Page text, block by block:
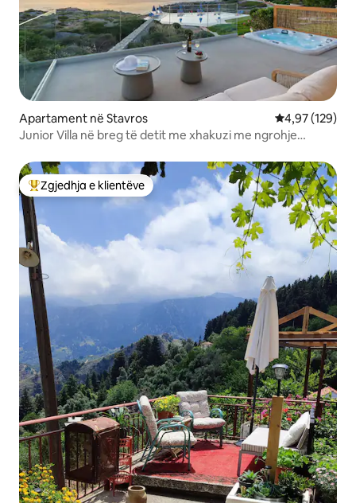
Apartament në Stavros Vlerësimi
4,97 (129)
Junior Villa në breg të detit me xhakuzi me ngrohje
Më të mirat e zgjedhjeve të klientëve
Zgjedhja e klientëve